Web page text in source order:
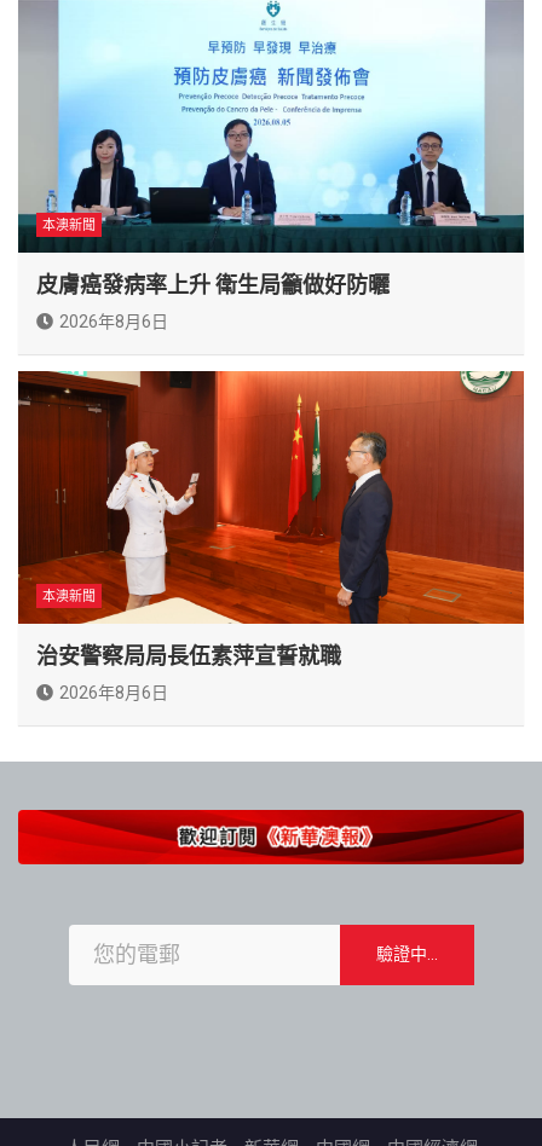
本澳新聞
皮膚癌發病率上升 衛生局籲做好防曬
2026年8月6日
本澳新聞
治安警察局局長伍素萍宣誓就職
2026年8月6日